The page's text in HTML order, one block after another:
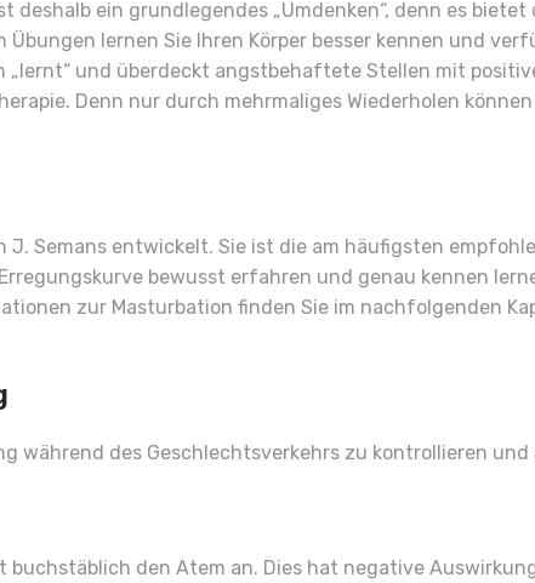
ein grundlegendes „Umdenken“, denn es
lernen Sie Ihren Körper besser kennen und
und überdeckt angstbehaftete Stellen mit
Denn nur durch mehrmaliges Wiederholen
J. Semans entwickelt. Sie ist die am häufigsten
bewusst erfahren und genau kennen
zur Masturbation finden Sie im nachfolgenden
während des Geschlechtsverkehrs zu kontrollieren und
den Atem an. Dies hat negative